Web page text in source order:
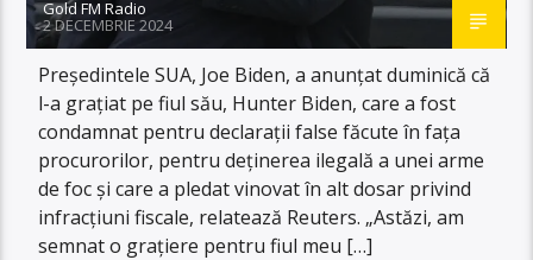
Gold FM Radio
2 DECEMBRIE 2024
Președintele SUA, Joe Biden, a anunțat duminică că
l-a grațiat pe fiul său, Hunter Biden, care a fost
condamnat pentru declarații false făcute în fața
procurorilor, pentru deținerea ilegală a unei arme
de foc și care a pledat vinovat în alt dosar privind
infracțiuni fiscale, relatează Reuters. „Astăzi, am
semnat o grațiere pentru fiul meu […]